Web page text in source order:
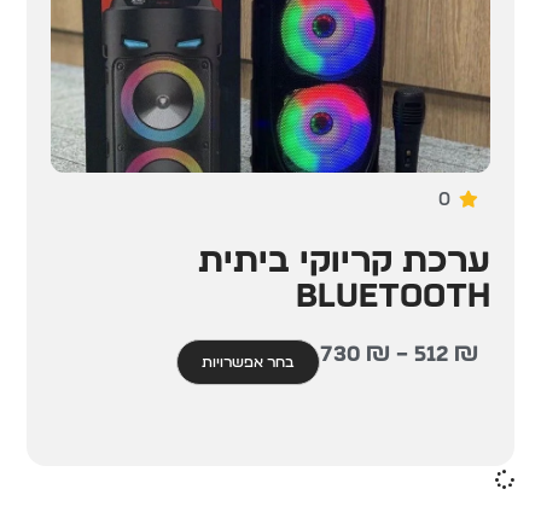
0
ערכת קריוקי ביתית
Bluetooth
512 ₪
–
730 ₪ בחר אפשרויות